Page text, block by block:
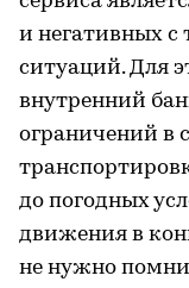
и негативных с
ситуаций. Для
внутренний
ограничений в
до погодных
движения в
не нужно